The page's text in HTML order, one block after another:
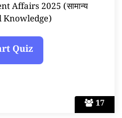
17
Affairs 2025 (सामान्य
Knowledge)